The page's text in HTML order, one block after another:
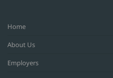
Home
About Us
Employers